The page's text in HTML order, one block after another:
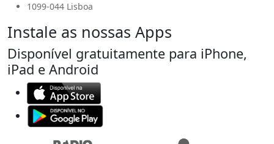
1099-044 Lisboa
Instale as nossas Apps
Disponível gratuitamente para iPhone,
iPad e Android